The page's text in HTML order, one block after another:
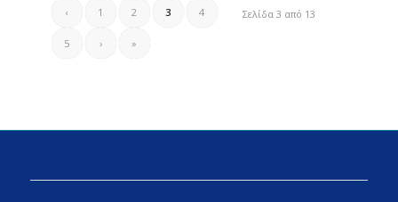
Σελίδα 3 από 13
‹ 1 2 3 4
5 › »